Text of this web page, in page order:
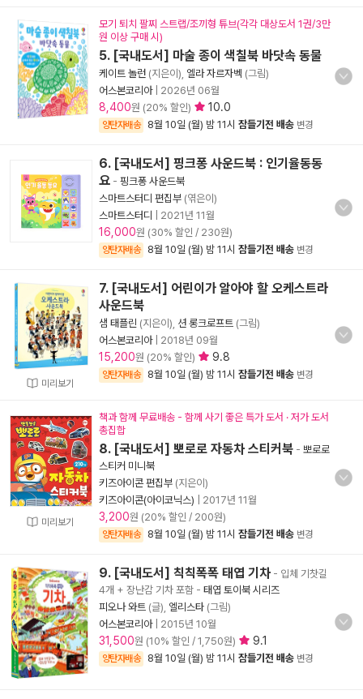
모기 퇴치 팔찌 스트랩/조끼형 튜브(각각 대상도서 1권/3만
원 이상 구매 시)
5. [국내도서] 마술 종이 색칠북 바닷속 동물
케이트 놀런 (지은이), 엘라 자르자벡 (그림)
어스본코리아| 2026년 06월
8,400원 (20% 할인) 10.0
양탄자배송 8월 10일 (월) 밤 11시 잠들기전 배송 변경
6. [국내도서] 핑크퐁 사운드북 : 인기율동동
요 - 핑크퐁 사운드북
스마트스터디 편집부 (엮은이)
스마트스터디
2021년 11월
16,000원 (30% 할인 / 230원)
양탄자배송 8월 10일 (월) 밤 11시 잠들기전 배송 변경
미리보기
7. [국내도서] 어린이가 알아야 할 오케스트라
사운드북
샘 태플린 (지은이), 션 롱크로프트 (그림)
어스본코리아| 2018년 09월
15,200원 (20% 할인) 9.8
양탄자배송 8월 10일 (월) 밤 11시 잠들기전 배송 변경
미리보기
책과 함께 무료배송 - 함께 사기 좋은 특가 도서 · 저가 도서
총집합
8. [국내도서] 뽀로로 자동차 스티커북 - 뽀로로
스티커 미니북
키즈아이콘 편집부 (지은이)
키즈아이콘(아이코닉스)
2017년 11월
3,200원 (20% 할인 / 200원)
양탄자배송 8월 10일 (월) 밤 11시 잠들기전 배송 변경
9. [국내도서] 칙칙폭폭 태엽 기차 - 입체 기찻길
4개 + 장난감 기차 포함 - 태엽 토이북 시리즈
피오나 와트 (글), 엘리스타 (그림)
어스본코리아| 2015년 10월
31,500원 (10% 할인 / 1,750원) 9.1
양탄자배송 8월 10일 (월) 밤 11시 잠들기전 배송 변경